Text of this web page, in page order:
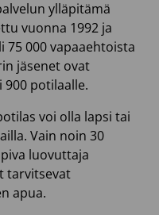
ylläpitämä
vuonna 1992 ja
75 000 vapaaehtoista
jäsenet ovat
potilaalle.
voi olla lapsi tai
Vain noin 30
luovuttaja
tarvitsevat
apua.